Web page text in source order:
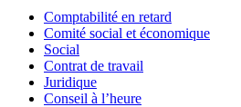
Comptabilité en retard
Comité social et économique
Social
Contrat de travail
Juridique
Conseil à l’heure